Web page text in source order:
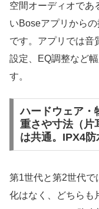
空間オーディオであ
いBoseアプリから
です。アプリでは音
設定、EQ調整など
す。
ハードウェア・
重さや寸法（片
は共通。IPX4
第1世代と第2世代で
化はなく、どちらも